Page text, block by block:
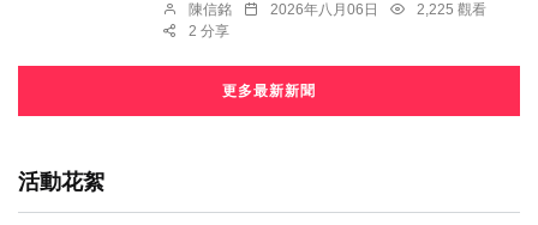
陳信銘 2026年八月06日
2,225 觀看
2 分享
更多最新新聞
活動花絮